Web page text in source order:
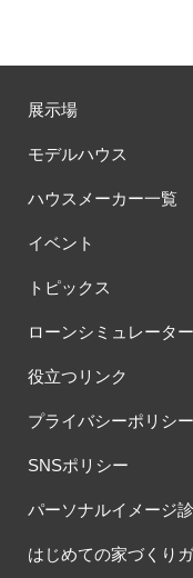
展示場
モデルハウス
ハウスメーカー一覧
イベント
トピックス
ローンシミュレーター
役立つリンク
プライバシーポリシー
SNSポリシー
パーソナルイメージ
はじめての家づくり